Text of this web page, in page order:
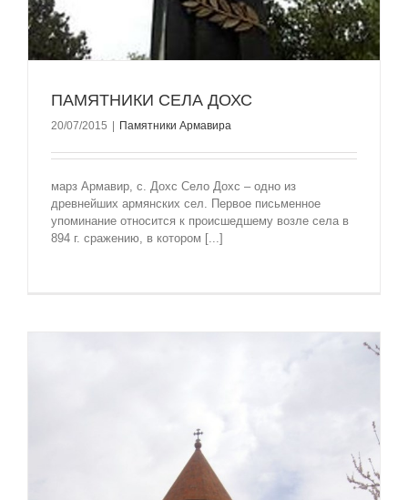
ПАМЯТНИКИ СЕЛА ДОХС
20/07/2015 Памятники Армавира
марз Армавир, с. Дохс Село Дохс – одно из
древнейших армянских сел. Первое письменное
упоминание относится к происшедшему возле села в
894 г. сражению, в котором [...]